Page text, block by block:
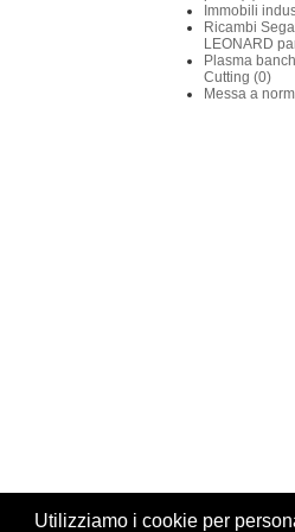
Utilizziamo i cookie per
Immobili
Ricambi
LEONARD
Plasma
Cutting (0)
Messa a